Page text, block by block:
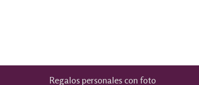
Regalos personales con foto